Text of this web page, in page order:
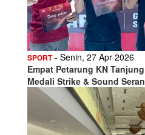
SPORT- Senin, 27 Apr 2026
Empat Petarung KN
Medali Strike & Sound